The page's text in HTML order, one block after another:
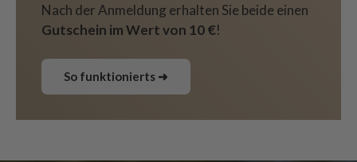
Nach der Anmeldung erhalten Sie beide einen
Gutschein im Wert von 10 €!
So funktionierts ➜